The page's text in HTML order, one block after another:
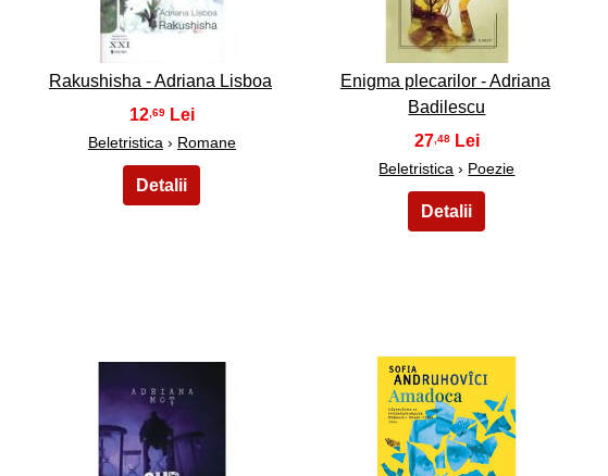
Rakushisha - Adriana Lisboa
12 ,69
Beletristica › Romane
Enigma plecarilor - Adriana
Badilescu
27,48
Beletristica › Poezie
9 10